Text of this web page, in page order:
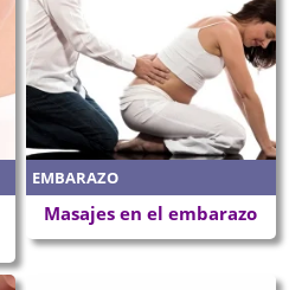
EMBARAZO
Masajes en el embarazo